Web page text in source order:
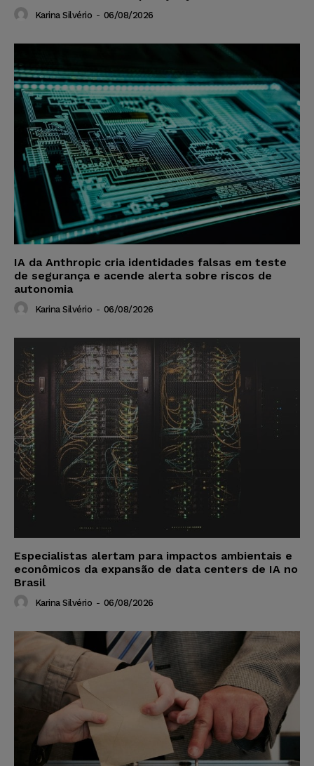
Karina Silvério - 06/08/2026
IA da Anthropic cria identidades falsas em teste
de segurança e acende alerta sobre riscos de
autonomia
Karina Silvério - 06/08/2026
Especialistas alertam para impactos ambientais e
econômicos da expansão de data centers de IA no
Brasil
Karina Silvério - 06/08/2026